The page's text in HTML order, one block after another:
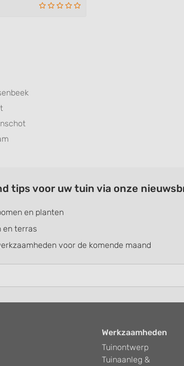
tips voor uw tuin via onze
en planten
en terras
voor de komende maand
Werkzaamheden
Tuinontwerp
Tuinaanleg &